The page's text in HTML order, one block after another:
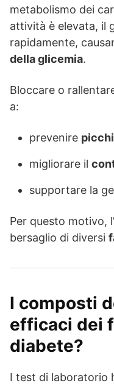
metabolismo dei
attività è elevata, il
rapidamente,
della glicemia.
Bloccare o
a:
prevenire
migliorare il
supportare la
Per questo motivo,
bersaglio di diversi
I composti
efficaci dei
diabete?
I test di laboratorio